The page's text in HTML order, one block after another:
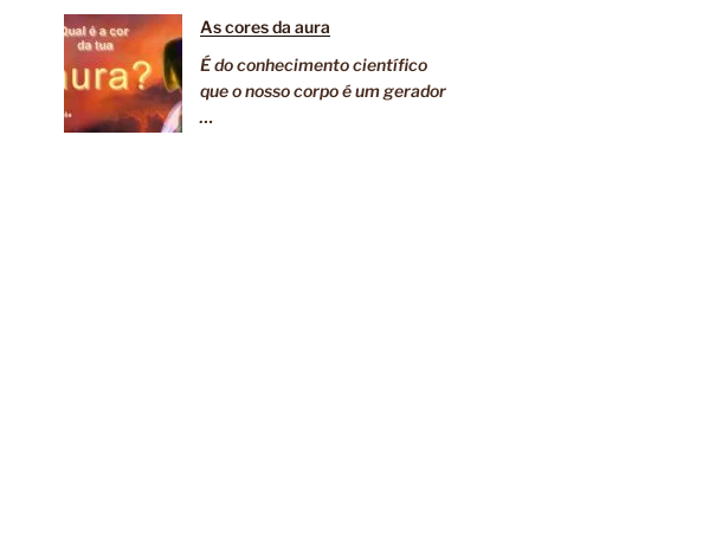
As cores da aura
É do conhecimento científico
que o nosso corpo é um gerador
…